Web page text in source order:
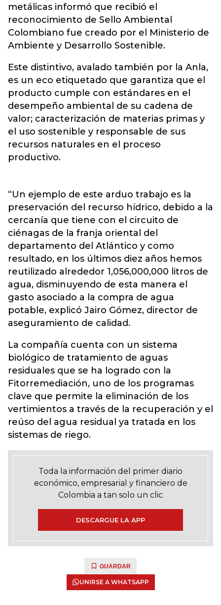
metálicas informó que recibió el
reconocimiento de Sello Ambiental
Colombiano fue creado por el Ministerio de
Ambiente y Desarrollo Sostenible.
Este distintivo, avalado también por la Anla,
es un eco etiquetado que garantiza que el
producto cumple con estándares en el
desempeño ambiental de su cadena de
valor; caracterización de materias primas y
el uso sostenible y responsable de sus
recursos naturales en el proceso
productivo.
“Un ejemplo de este arduo trabajo es la
preservación del recurso hídrico, debido a la
cercanía que tiene con el circuito de
ciénagas de la franja oriental del
departamento del Atlántico y como
resultado, en los últimos diez años hemos
reutilizado alrededor 1,056,000,000 litros de
agua, disminuyendo de esta manera el
gasto asociado a la compra de agua
potable, explicó Jairo Gómez, director de
aseguramiento de calidad.
La compañía cuenta con un sistema
biológico de tratamiento de aguas
residuales que se ha logrado con la
Fitorremediación, uno de los programas
clave que permite la eliminación de los
vertimientos a través de la recuperación y el
reúso del agua residual ya tratada en los
sistemas de riego.
Toda la información del primer diario
económico, empresarial y financiero de
Colombia a tan solo un clic
DESCARGUE LA APP
GUARDAR
UNIRSE A WHATSAPP